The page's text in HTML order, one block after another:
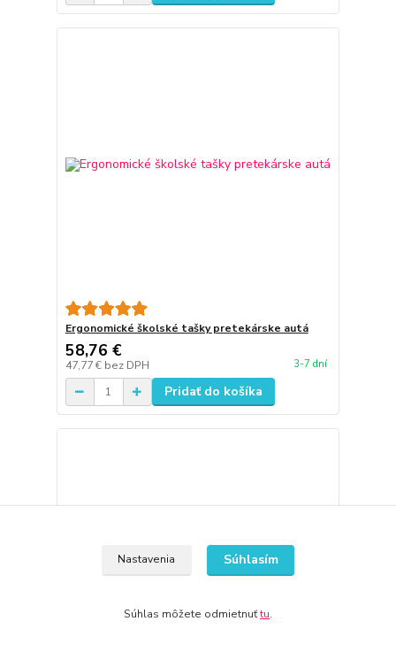
Ergonomické školské tašky pretekárske autá
58,76 €
47,77 € bez DPH 3-7 dní
Pridať do košíka
Nastavenia Súhlasím
Súhlas môžete odmietnuťtu.